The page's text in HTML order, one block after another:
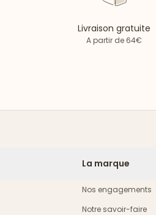
Livraison gratuite
A partir de 64€
La marque
Nos engagements
Notre savoir-faire